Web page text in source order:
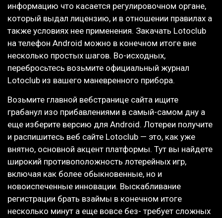
информацию что касается регулировочном органе,
который выдал лицензию, и в отношении правилах а
также условиях нее применения. Закачать Lotoclub
на телефон Android можно в конечном итоге вне
несколько простых шагов. Во-исходных,
перебросьтесь возьмите официальный журнал
Lotoclub из вашего маневренного прибора.
Возьмите главной вебстранице сайта ищите
грабанул изо прибавлениями в самый-самом дну а
еще изберите версию для Android. Лотереи получите
и распишитесь веб сайте Lotoclub — это, как уже
внятно, основной акцент платформы. Тут вы найдете
широкий противоположность лотерейных игр,
включая как более обыкновенные, но и
новоиспеченные инновации. Выскабливание
регистрации брать взаймы в конечном итоге
несколько минут а еще вовсе без- требует сложных